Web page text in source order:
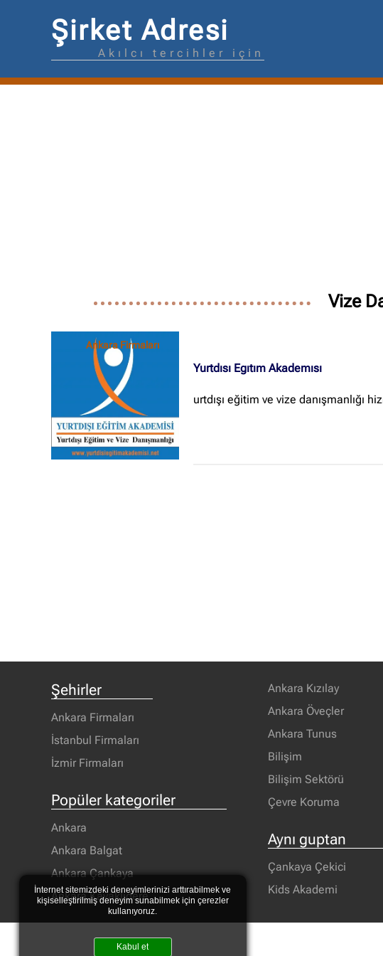
Şirket Adresi
Akılcı tercihler için
Vize
Ankara Firmaları
Yurtdısı Egıtım Akademısı
urtdışı eğitim ve vize danışmanlığı
Şehirler
Ankara Firmaları
İstanbul Firmaları
İzmir Firmaları
Popüler kategoriler
Ankara
Ankara Balgat
Ankara Çankaya
Ankara Kavaklıdere
Ankara Kızılay
Ankara Öveçler
Ankara Tunus
Bilişim
Bilişim Sektörü
Çevre Koruma
Aynı guptan
Çankaya Çekici
Kids Akademi
İçerik
İnternet sitemizdeki deneyimlerinizi arttırabilmek ve
kişiselleştirilmiş deneyim sunabilmek için çerezler
kullanıyoruz.
Kabul et